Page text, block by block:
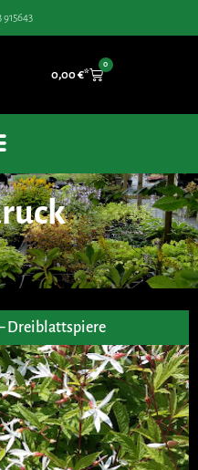
915643
0,00€
0
Dreiblattspiere